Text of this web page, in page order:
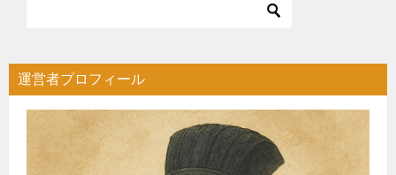
運営者プロフィール